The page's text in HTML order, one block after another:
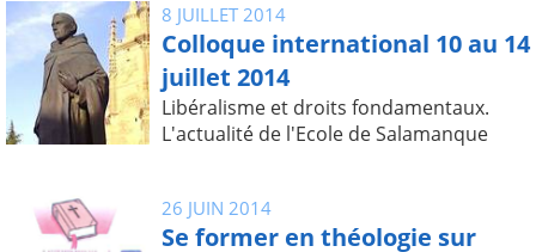
8 JUILLET 2014
Colloque international 10 au 14
juillet 2014
Libéralisme et droits fondamentaux.
L'actualité de l'Ecole de Salamanque
26 JUIN 2014
Se former en théologie sur